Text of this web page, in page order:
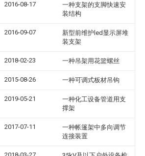
2016-08-17
一种支架的支脚快速安
装结构
2016-09-07
新型前维护led显示屏堆
装支架
2018-02-23 一种吊架用花篮螺丝
2015-08-26 一种可调式板材吊钩
2019-05-21
一种化工设备管道用支
撑架
2017-07-11
一种帐篷架中多向调节
连接装置